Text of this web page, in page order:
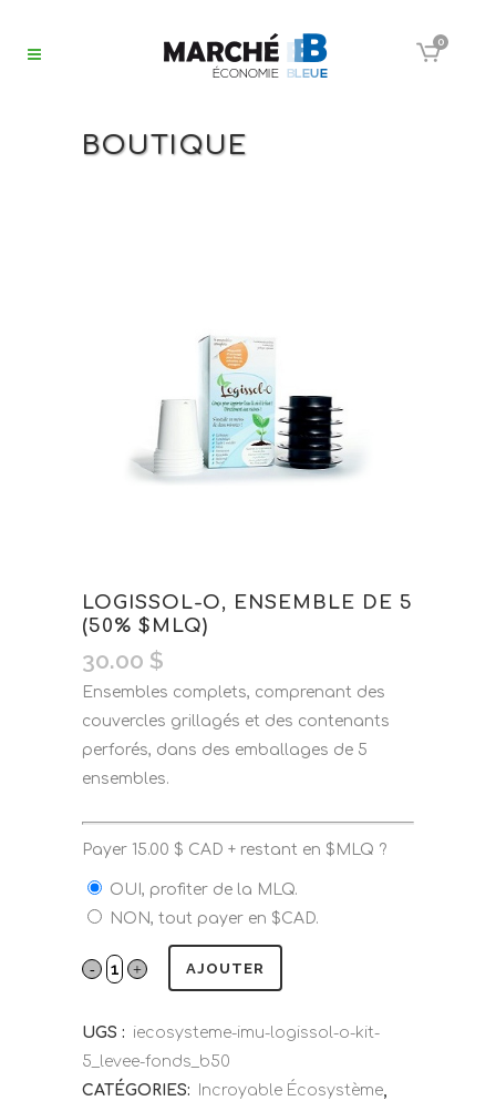
0
BOUTIQUE
LOGISSOL-O, ENSEMBLE DE 5
(50% $MLQ)
30.00 $
Ensembles complets, comprenant des
couvercles grillagés et des contenants
perforés, dans des emballages de 5
ensembles.
Payer 15.00 $ CAD + restant en $MLQ ?
OUI, profiter de la MLQ.
NON, tout payer en $CAD.
AJOUTER
UGS : iecosysteme-imu-logissol-o-kit-
5_levee-fonds_b50
CATÉGORIES:
Incroyable Écosystème,